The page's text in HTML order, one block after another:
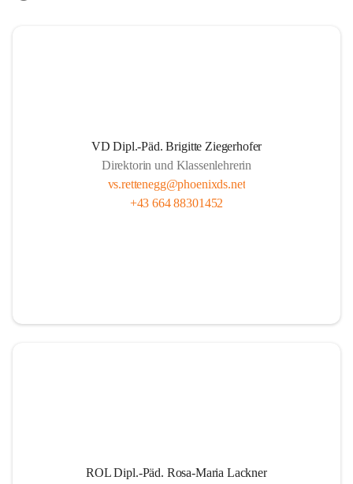
VD Dipl.-Päd. Brigitte Ziegerhofer
Direktorin und Klassenlehrerin
vs.rettenegg@phoenixds.net
+43 664 88301452
ROL Dipl.-Päd. Rosa-Maria Lackner